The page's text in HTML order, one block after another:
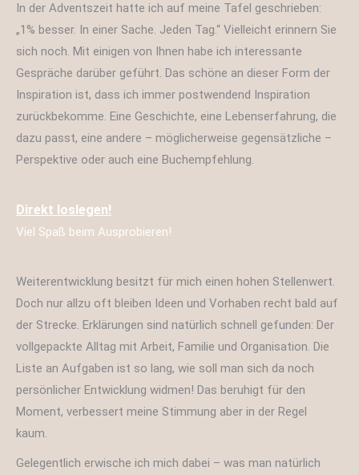
In der Adventszeit hatte ich auf meine Tafel geschrieben:
„1% besser. In einer Sache. Jeden Tag.“ Vielleicht erinnern Sie
sich noch. Mit einigen von Ihnen habe ich interessante
Gespräche darüber geführt. Das schöne an dieser Form der
Inspiration ist, dass ich immer postwendend Inspiration
zurückbekomme. Eine Geschichte, eine Lebenserfahrung, die
dazu passt, eine andere – möglicherweise gegensätzliche –
Perspektive oder auch eine Buchempfehlung.
Direkt loslegen!
Viel Spaß beim Ausprobieren!
Weiterentwicklung besitzt für mich einen hohen Stellenwert.
Doch nur allzu oft bleiben Ideen und Vorhaben recht bald auf
der Strecke. Erklärungen sind natürlich schnell gefunden: Der
vollgepackte Alltag mit Arbeit, Familie und Organisation. Die
Liste an Aufgaben ist so lang, wie soll man sich da noch
persönlicher Entwicklung widmen! Das beruhigt für den
Moment, verbessert meine Stimmung aber in der Regel
kaum.
Gelegentlich erwische ich mich dabei – was man natürlich